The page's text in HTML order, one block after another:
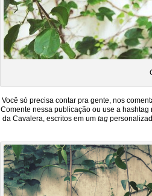
Você só precisa contar pra gente, nos
Comente nessa publicação ou use a
da Cavalera, escritos em um tag